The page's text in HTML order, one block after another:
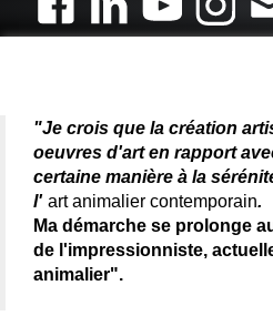
"Je crois que la création
oeuvres d'art en rapport
certaine manière à la
l' art animalier contemporain.
Ma démarche se prolonge
de l'impressionniste,
animalier".